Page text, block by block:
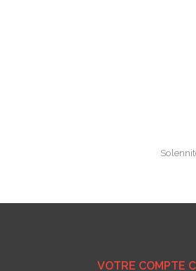
VOTRE COMPTE